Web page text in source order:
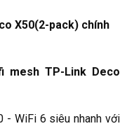
X50(2-pack) chính
mesh TP-Link Deco
- WiFi 6 siêu nhanh với